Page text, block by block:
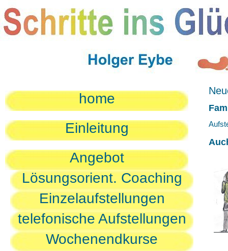
home
Einleitung
Angebot
Lösungsorient. Coaching
Einzelaufstellungen
telefonische Aufstellungen
Wochenendkurse